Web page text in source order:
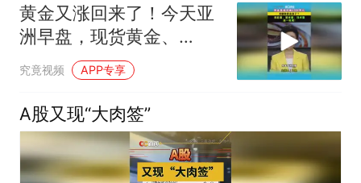
黄金又涨回来了！今天亚
洲早盘，现货黄金、
COMEX黄金盘中双双突
破4300美元！
究竟视频 APP专享
A股又现“大肉签”